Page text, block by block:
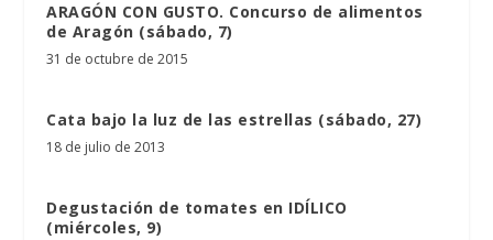
ARAGÓN CON GUSTO. Concurso de alimentos
de Aragón (sábado, 7)
31 de octubre de 2015
Cata bajo la luz de las estrellas (sábado, 27)
18 de julio de 2013
Degustación de tomates en IDÍLICO
(miércoles, 9)